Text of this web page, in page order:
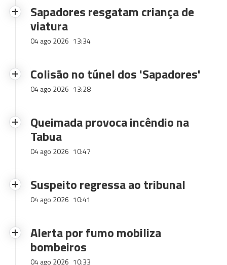
Sapadores resgatam criança de
viatura
04 ago 2026 13:34
Colisão no túnel dos 'Sapadores'
04 ago 2026 13:28
Queimada provoca incêndio na
Tabua
04 ago 2026 10:47
Suspeito regressa ao tribunal
04 ago 2026 10:41
Alerta por fumo mobiliza
bombeiros
04 ago 2026 10:33